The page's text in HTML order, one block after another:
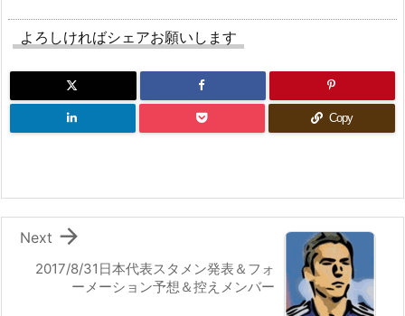
よろしければシェアお願いします
Copy
2017/8/31日本代表スタメン発表＆フォ
ーメーション予想＆控えメンバー

Next